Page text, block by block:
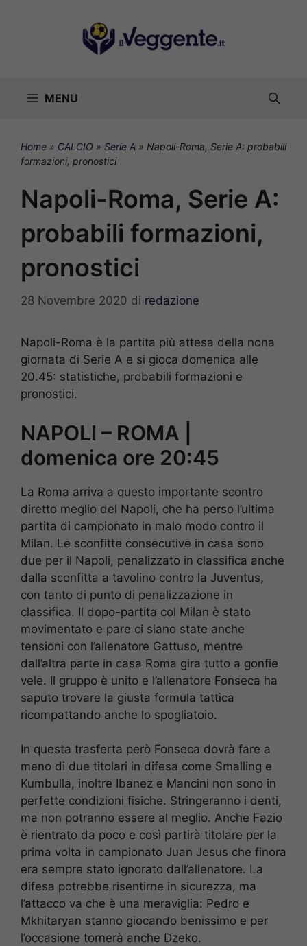
MENU
Home » CALCIO » Serie A » Napoli-Roma, Serie A: probabili
formazioni, pronostici
Napoli-Roma, Serie A:
probabili formazioni,
pronostici
28 Novembre 2020 di redazione
Napoli-Roma è la partita più attesa della nona
giornata di Serie A e si gioca domenica alle
20.45: statistiche, probabili formazioni e
pronostici.
NAPOLI – ROMA |
domenica ore 20:45
La Roma arriva a questo importante scontro
diretto meglio del Napoli, che ha perso l’ultima
partita di campionato in malo modo contro il
Milan. Le sconfitte consecutive in casa sono
due per il Napoli, penalizzato in classifica anche
dalla sconfitta a tavolino contro la Juventus,
con tanto di punto di penalizzazione in
classifica. Il dopo-partita col Milan è stato
movimentato e pare ci siano state anche
tensioni con l’allenatore Gattuso, mentre
dall’altra parte in casa Roma gira tutto a gonfie
vele. Il gruppo è unito e l’allenatore Fonseca ha
saputo trovare la giusta formula tattica
ricompattando anche lo spogliatoio.
In questa trasferta però Fonseca dovrà fare a
meno di due titolari in difesa come Smalling e
Kumbulla, inoltre Ibanez e Mancini non sono in
perfette condizioni fisiche. Stringeranno i denti,
ma non potranno essere al meglio. Anche Fazio
è rientrato da poco e così partirà titolare per la
prima volta in campionato Juan Jesus che finora
era sempre stato ignorato dall’allenatore. La
difesa potrebbe risentirne in sicurezza, ma
l’attacco va che è una meraviglia: Pedro e
Mkhitaryan stanno giocando benissimo e per
l’occasione tornerà anche Dzeko.